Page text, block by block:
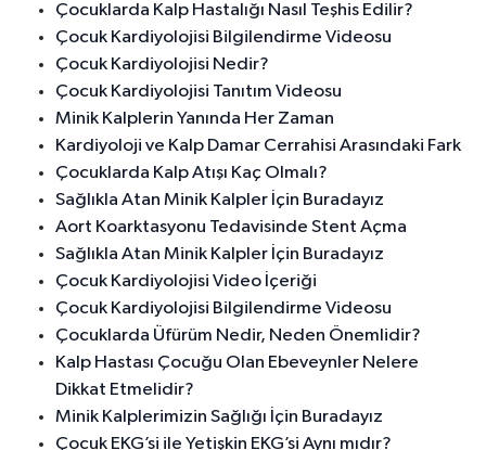
Çocuklarda Kalp Hastalığı Nasıl Teşhis Edilir?
Çocuk Kardiyolojisi Bilgilendirme Videosu
Çocuk Kardiyolojisi Nedir?
Çocuk Kardiyolojisi Tanıtım Videosu
Minik Kalplerin Yanında Her Zaman
Kardiyoloji ve Kalp Damar Cerrahisi Arasındaki Fark
Çocuklarda Kalp Atışı Kaç Olmalı?
Sağlıkla Atan Minik Kalpler İçin Buradayız
Aort Koarktasyonu Tedavisinde Stent Açma
Sağlıkla Atan Minik Kalpler İçin Buradayız
Çocuk Kardiyolojisi Video İçeriği
Çocuk Kardiyolojisi Bilgilendirme Videosu
Çocuklarda Üfürüm Nedir, Neden Önemlidir?
Kalp Hastası Çocuğu Olan Ebeveynler Nelere
Dikkat Etmelidir?
Minik Kalplerimizin Sağlığı İçin Buradayız
Çocuk EKG’si ile Yetişkin EKG’si Aynı mıdır?